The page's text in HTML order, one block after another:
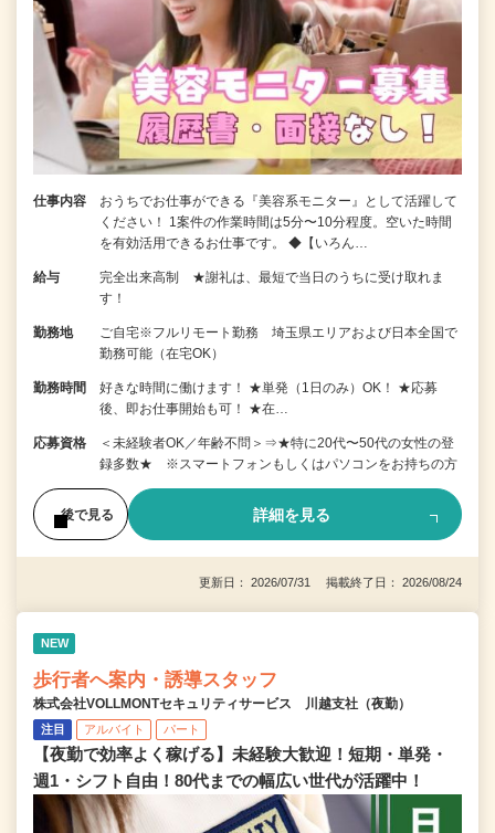
仕事内容
おうちでお仕事ができる『美容系モニター』として活躍して
ください！ 1案件の作業時間は5分〜10分程度。空いた時間
を有効活用できるお仕事です。 ◆【いろん…
給与
完全出来高制 ★謝礼は、最短で当日のうちに受け取れま
す！
勤務地
ご自宅※フルリモート勤務 埼玉県エリアおよび日本全国で
勤務可能（在宅OK）
勤務時間
好きな時間に働けます！ ★単発（1日のみ）OK！ ★応募
後、即お仕事開始も可！ ★在…
応募資格
＜未経験者OK／年齢不問＞⇒★特に20代〜50代の女性の登
録多数★ ※スマートフォンもしくはパソコンをお持ちの方
後で見る 詳細を見る
更新日： 2026/07/31 掲載終了日： 2026/08/24
NEW
歩行者へ案内・誘導スタッフ
株式会社VOLLMONTセキュリティサービス 川越支社（夜勤）
注目 アルバイト パート
【夜勤で効率よく稼げる】未経験大歓迎！短期・単発・
週1・シフト自由！80代までの幅広い世代が活躍中！